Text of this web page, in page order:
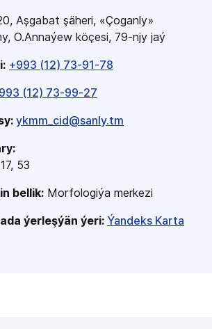
Aşgabat şäheri, «Çoganly»
O.Annaýew köçesi, 79-njy jaý
+993 (12) 73-91-78
(12) 73-99-27
ykmm_cid@sanly.tm
53
bellik: Morfologiýa merkezi
ýerleşýän ýeri: Ýandeks Karta